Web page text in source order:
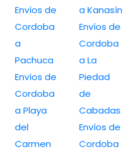
Envíos de
Cordoba
a
Pachuca
Envíos de
Cordoba
a Playa
del
Carmen
a Kanasín
Envíos de
Cordoba
a La
Piedad
de
Cabadas
Envíos de
Cordoba